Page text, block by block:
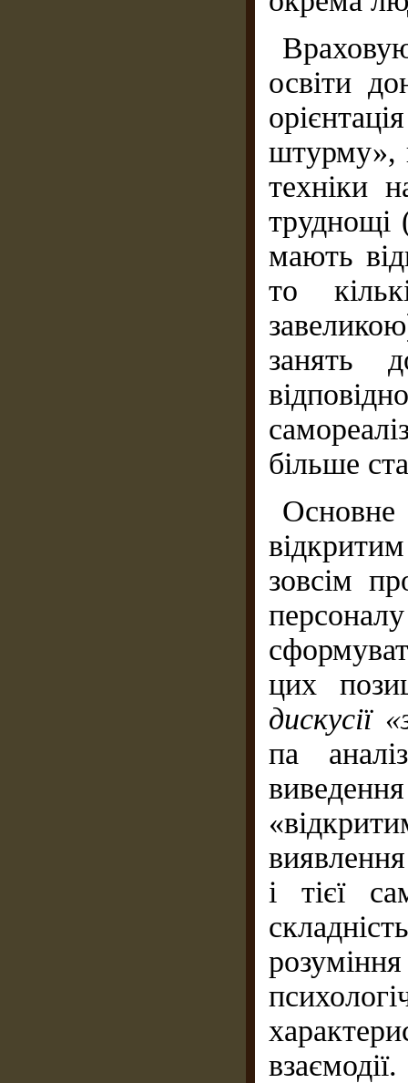
освіти
штурму»,
техніки
труднощі
мають
то
занять
більше
зовсім
цих
дискусії
па
і тієї
взаємодії.